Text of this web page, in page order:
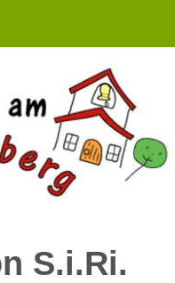
S.i.Ri.